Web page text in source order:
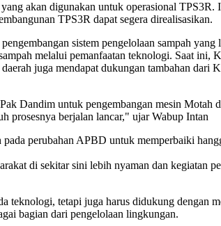
akan digunakan untuk operasional TPS3R.
TPS3R dapat segera direalisasikan.
sistem pengelolaan sampah
melalui pemanfaatan teknologi. Saat ini,
juga mendapat dukungan tambahan dari
Dandim untuk pengembangan mesin Motah
prosesnya berjalan lancar," ujar Wabup Intan
perubahan APBD untuk memperbaiki
di sekitar sini lebih nyaman dan kegiatan
teknologi, tetapi juga harus didukung dengan
bagian dari pengelolaan lingkungan.